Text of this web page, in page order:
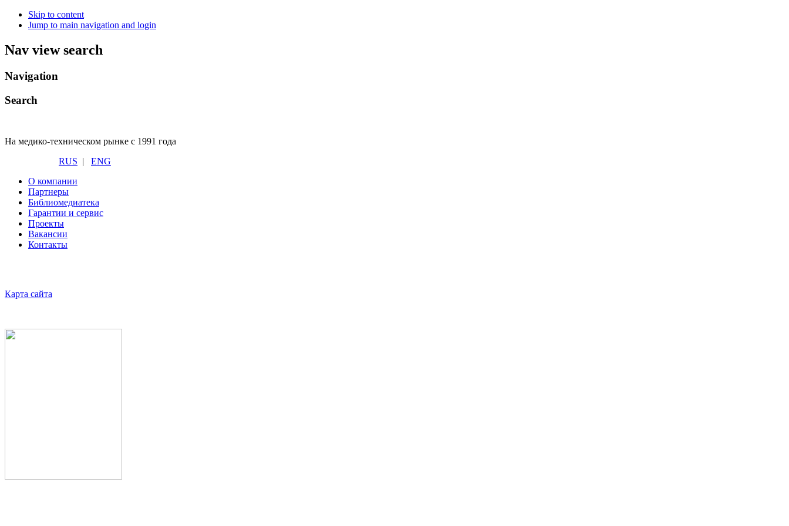
Skip to content
Jump to main navigation and login
Nav view search
Navigation
Search
На медико-техническом рынке с 1991 года
RUS | ENG
О компании
Партнеры
Библиомедиатека
Гарантии и сервис
Проекты
Вакансии
Контакты
Карта сайта